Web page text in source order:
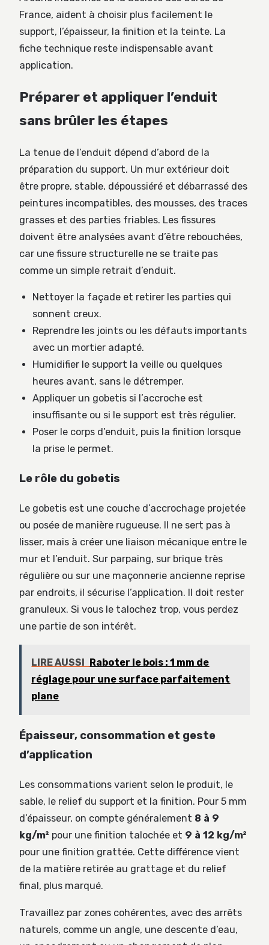
France, aident à choisir plus facilement le
support, l’épaisseur, la finition et la teinte. La
fiche technique reste indispensable avant
application.
Préparer et appliquer l’enduit
sans brûler les étapes
La tenue de l’enduit dépend d’abord de la
préparation du support. Un mur extérieur doit
être propre, stable, dépoussiéré et débarrassé des
peintures incompatibles, des mousses, des traces
grasses et des parties friables. Les fissures
doivent être analysées avant d’être rebouchées,
car une fissure structurelle ne se traite pas
comme un simple retrait d’enduit.
Nettoyer la façade et retirer les parties qui
sonnent creux.
Reprendre les joints ou les défauts importants
avec un mortier adapté.
Humidifier le support la veille ou quelques
heures avant, sans le détremper.
Appliquer un gobetis si l’accroche est
insuffisante ou si le support est très régulier.
Poser le corps d’enduit, puis la finition lorsque
la prise le permet.
Le rôle du gobetis
Le gobetis est une couche d’accrochage projetée
ou posée de manière rugueuse. Il ne sert pas à
lisser, mais à créer une liaison mécanique entre le
mur et l’enduit. Sur parpaing, sur brique très
régulière ou sur une maçonnerie ancienne reprise
par endroits, il sécurise l’application. Il doit rester
granuleux. Si vous le talochez trop, vous perdez
une partie de son intérêt.
LIRE AUSSI
Raboter le bois : 1 mm de
réglage pour une surface parfaitement
plane
Épaisseur, consommation et geste
d’application
Les consommations varient selon le produit, le
sable, le relief du support et la finition. Pour 5 mm
d’épaisseur, on compte généralement 8 à 9
kg/m² pour une finition talochée et 9 à 12 kg/m²
pour une finition grattée. Cette différence vient
de la matière retirée au grattage et du relief
final, plus marqué.
Travaillez par zones cohérentes, avec des arrêts
naturels, comme un angle, une descente d’eau,